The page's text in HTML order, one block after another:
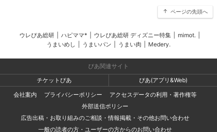
ページの先頭へ
ウレぴあ総研 ハピママ* ウレぴあ総研 ディズニー特集 mimot.
うまいめし
うまいパン うまい肉 Medery.
ぴあ関連サイト
チケットぴあ
ぴあ(アプリ&Web)
会社案内
プライバシーポリシー
アクセスデータの利用・著作権等
外部送信ポリシー
広告出稿・お取り組みのご相談・情報掲載・その他お問い合わせ
一般の読者の方・ユーザーの方からのお問い合わせ